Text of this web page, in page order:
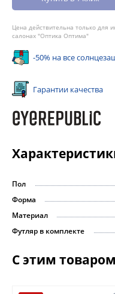
Цена действительна только для
салонах "Оптика Оптима"
-50% на все
Гарантии качества
Пол
Форма
Материал
Футляр в комплекте
С этим